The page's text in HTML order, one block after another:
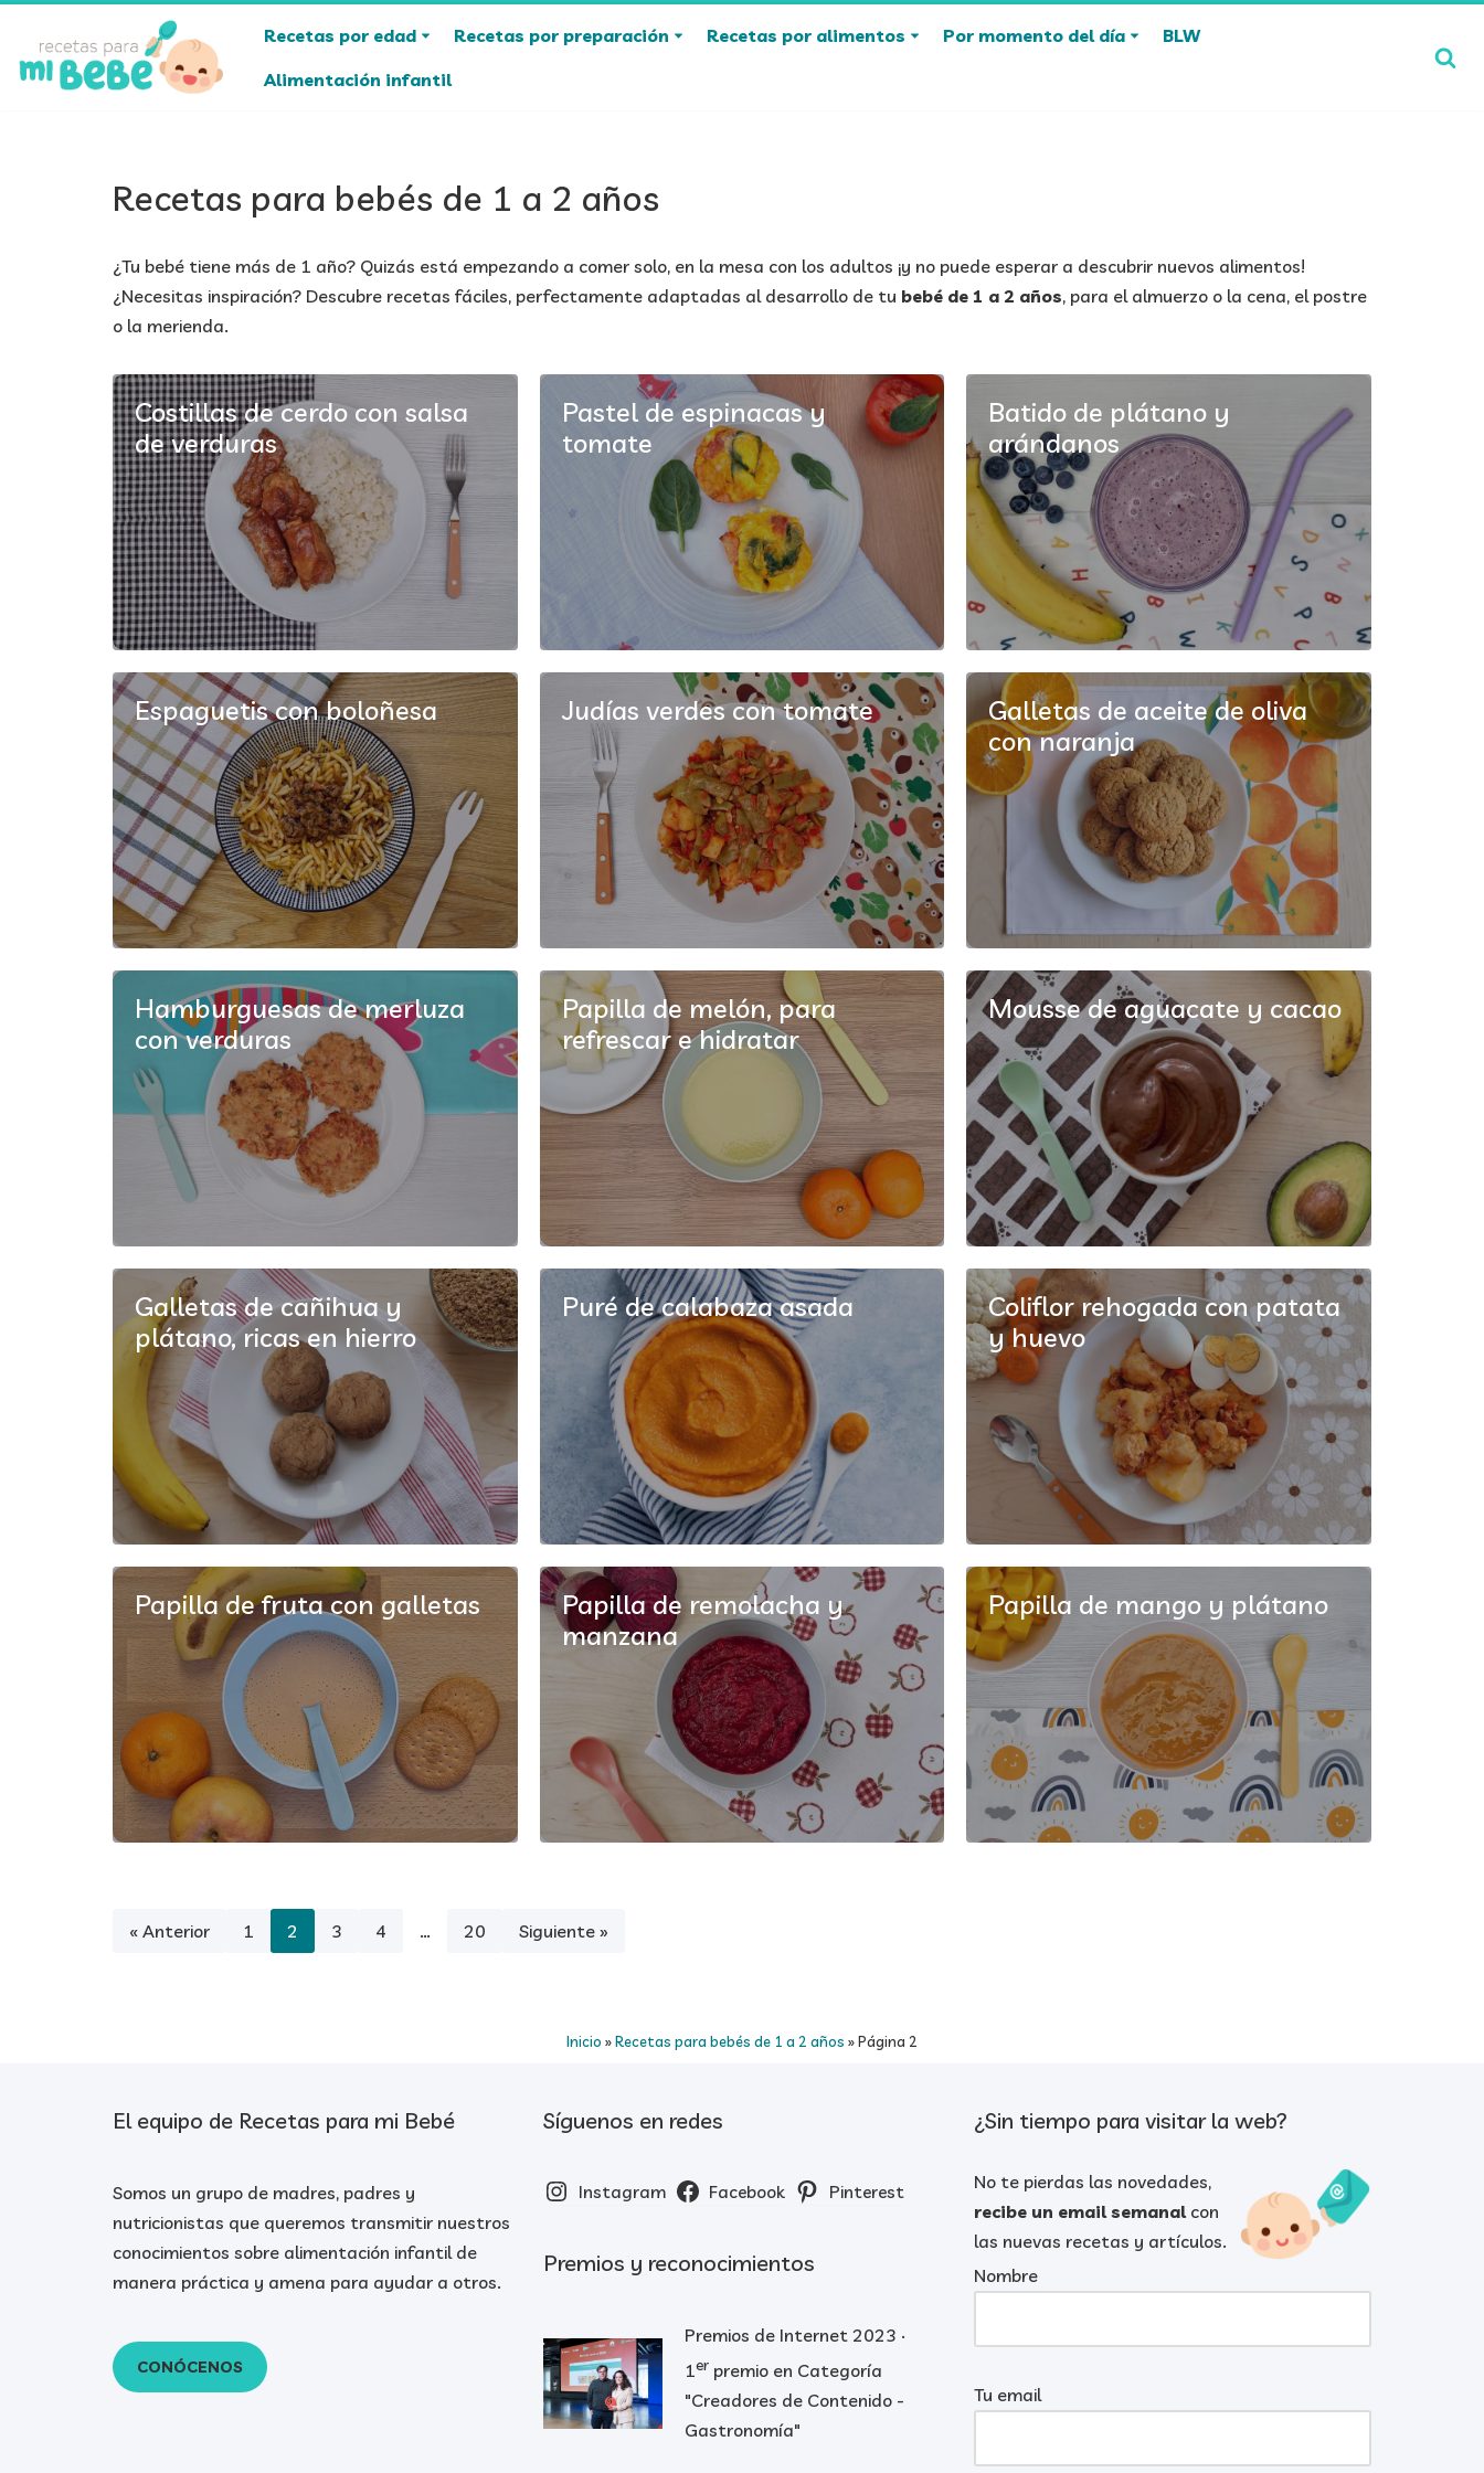
Saltar
Recetas por edad Recetas por preparación Recetas por alimentos Por momento del día
BLW
Alimentación infantil
Recetas para bebés de 1 a 2 años
¿Tu bebé tiene más de 1 año? Quizás está empezando a comer solo, en la mesa con los adultos ¡y no puede esperar a descubrir nuevos alimentos!
¿Necesitas inspiración? Descubre recetas fáciles, perfectamente adaptadas al desarrollo de tu bebé de 1 a 2 años, para el almuerzo o la cena, el postre
o la merienda.
Costillas de cerdo con salsa
de verduras
Pastel de espinacas y
tomate
Batido de plátano y
arándanos
Espaguetis con boloñesa Judías verdes con tomate
Galletas de aceite de oliva
con naranja
Hamburguesas de merluza
con verduras
Papilla de melón, para
refrescar e hidratar
Mousse de aguacate y cacao
Galletas de cañihua y
plátano, ricas en hierro
Puré de calabaza asada
Coliflor rehogada con patata
y huevo
Papilla de fruta con galletas
Papilla de remolacha y
manzana
Papilla de mango y plátano
« Anterior 1 2 3 4 … 20 Siguiente »
Inicio »Recetas para bebés de 1 a 2 años »Página 2
El equipo de Recetas para mi Bebé
Somos un grupo de madres, padres y
nutricionistas que queremos transmitir nuestros
conocimientos sobre alimentación infantil de
manera práctica y amena para ayudar a otros.
CONÓCENOS
Síguenos en redes
Instagram Facebook Pinterest
Premios y reconocimientos
Premios de Internet 2023 ·
1er premio en Categoría
"Creadores de Contenido -
Gastronomía"
¿Sin tiempo para visitar la web?
No te pierdas las novedades,
recibe un email semanalcon
las nuevas recetas y artículos.
Nombre
Tu email